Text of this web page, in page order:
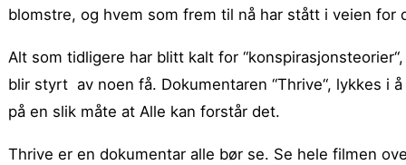
blomstre, og hvem som frem til nå har stått i veien for
Alt som tidligere har blitt kalt for
blir styrt av noen få. Dokumentaren “Thrive“, lykkes
på en slik måte at Alle kan forstår det.
Thrive er en dokumentar alle bør se. Se hele filmen